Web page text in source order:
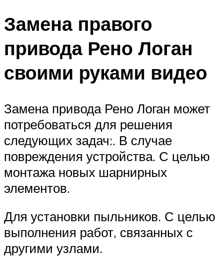
Замена правого
привода Рено Логан
своими руками видео
Замена привода Рено Логан может
потребоваться для решения
следующих задач:. В случае
повреждения устройства. С целью
монтажа новых шарнирных
элементов.
Для установки пыльников. С целью
выполнения работ, связанных с
другими узлами.